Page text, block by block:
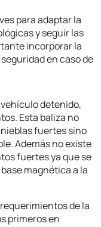
para adaptar la
y seguir las
incorporar la
en caso de
detenido,
Esta baliza no
fuertes sino
Además no existe
fuertes ya que se
magnética a la
de la
primeros en